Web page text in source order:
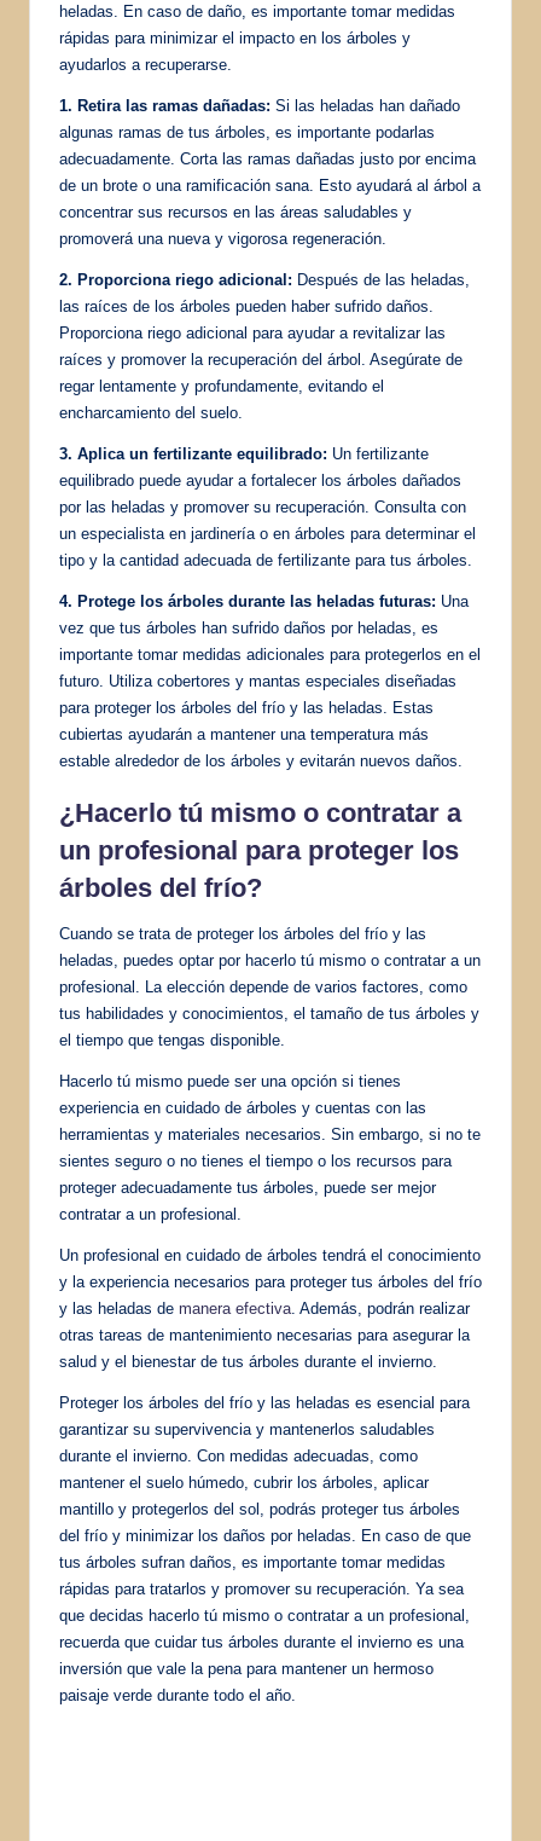
heladas. En caso de daño, es importante tomar medidas
rápidas para minimizar el impacto en los árboles y
ayudarlos a recuperarse.
1. Retira las ramas dañadas: Si las heladas han dañado
algunas ramas de tus árboles, es importante podarlas
adecuadamente. Corta las ramas dañadas justo por encima
de un brote o una ramificación sana. Esto ayudará al árbol a
concentrar sus recursos en las áreas saludables y
promoverá una nueva y vigorosa regeneración.
2. Proporciona riego adicional: Después de las heladas,
las raíces de los árboles pueden haber sufrido daños.
Proporciona riego adicional para ayudar a revitalizar las
raíces y promover la recuperación del árbol. Asegúrate de
regar lentamente y profundamente, evitando el
encharcamiento del suelo.
3. Aplica un fertilizante equilibrado: Un fertilizante
equilibrado puede ayudar a fortalecer los árboles dañados
por las heladas y promover su recuperación. Consulta con
un especialista en jardinería o en árboles para determinar el
tipo y la cantidad adecuada de fertilizante para tus árboles.
4. Protege los árboles durante las heladas futuras: Una
vez que tus árboles han sufrido daños por heladas, es
importante tomar medidas adicionales para protegerlos en el
futuro. Utiliza cobertores y mantas especiales diseñadas
para proteger los árboles del frío y las heladas. Estas
cubiertas ayudarán a mantener una temperatura más
estable alrededor de los árboles y evitarán nuevos daños.
¿Hacerlo tú mismo o contratar a
un profesional para proteger los
árboles del frío?
Cuando se trata de proteger los árboles del frío y las
heladas, puedes optar por hacerlo tú mismo o contratar a un
profesional. La elección depende de varios factores, como
tus habilidades y conocimientos, el tamaño de tus árboles y
el tiempo que tengas disponible.
Hacerlo tú mismo puede ser una opción si tienes
experiencia en cuidado de árboles y cuentas con las
herramientas y materiales necesarios. Sin embargo, si no te
sientes seguro o no tienes el tiempo o los recursos para
proteger adecuadamente tus árboles, puede ser mejor
contratar a un profesional.
Un profesional en cuidado de árboles tendrá el conocimiento
y la experiencia necesarios para proteger tus árboles del frío
y las heladas de manera efectiva . Además, podrán realizar
otras tareas de mantenimiento necesarias para asegurar la
salud y el bienestar de tus árboles durante el invierno.
Proteger los árboles del frío y las heladas es esencial para
garantizar su supervivencia y mantenerlos saludables
durante el invierno. Con medidas adecuadas, como
mantener el suelo húmedo, cubrir los árboles, aplicar
mantillo y protegerlos del sol, podrás proteger tus árboles
del frío y minimizar los daños por heladas. En caso de que
tus árboles sufran daños, es importante tomar medidas
rápidas para tratarlos y promover su recuperación. Ya sea
que decidas hacerlo tú mismo o contratar a un profesional,
recuerda que cuidar tus árboles durante el invierno es una
inversión que vale la pena para mantener un hermoso
paisaje verde durante todo el año.